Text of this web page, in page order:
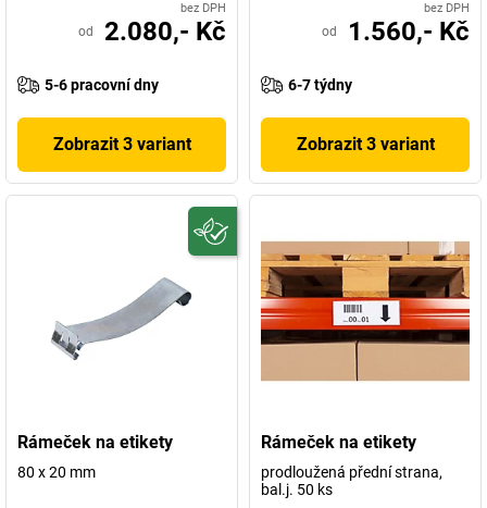
bez DPH
od 2.080,- Kč
5-6 pracovní dny
Zobrazit 3 variant
bez DPH
od 1.560,- Kč
6-7 týdny
Zobrazit 3 variant
Rámeček na etikety
80 x 20 mm
Rámeček na etikety
prodloužená přední strana,
bal.j. 50 ks